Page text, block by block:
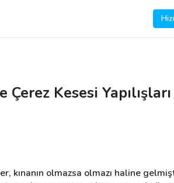
Kesesi Yapılışları
kınanın olmazsa olmazı haline